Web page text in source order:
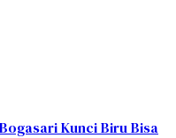
Kunci Biru Bisa